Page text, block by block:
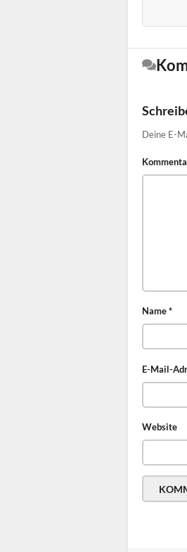
Deine E-
Name*
E-Mail-
Website